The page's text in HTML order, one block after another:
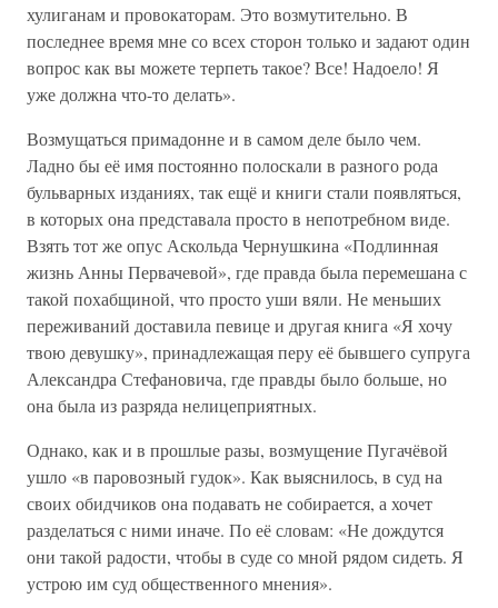
хулиганам и провокаторам. Это возмутительно. В
последнее время мне со всех сторон только и задают один
вопрос как вы можете терпеть такое? Все! Надоело! Я
уже должна что-то делать».
Возмущаться примадонне и в самом деле было чем.
Ладно бы её имя постоянно полоскали в разного рода
бульварных изданиях, так ещё и книги стали появляться,
в которых она представала просто в непотребном виде.
Взять тот же опус Аскольда Чернушкина «Подлинная
жизнь Анны Первачевой», где правда была перемешана с
такой похабщиной, что просто уши вяли. Не меньших
переживаний доставила певице и другая книга «Я хочу
твою девушку», принадлежащая перу её бывшего супруга
Александра Стефановича, где правды было больше, но
она была из разряда нелицеприятных.
Однако, как и в прошлые разы, возмущение Пугачёвой
ушло «в паровозный гудок». Как выяснилось, в суд на
своих обидчиков она подавать не собирается, а хочет
разделаться с ними иначе. По её словам: «Не дождутся
они такой радости, чтобы в суде со мной рядом сидеть. Я
устрою им суд общественного мнения».